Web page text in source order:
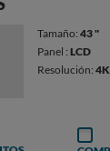
Tamaño:43 "
Panel :LCD
Resolución: